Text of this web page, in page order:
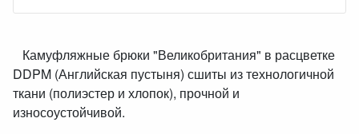
Камуфляжные брюки "Великобритания" в расцветке
DDPM (Английская пустыня) сшиты из технологичной
ткани (полиэстер и хлопок), прочной и
износоустойчивой.